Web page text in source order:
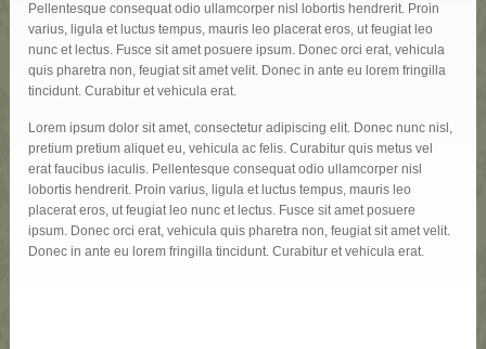
Pellentesque consequat odio ullamcorper nisl lobortis hendrerit. Proin
varius, ligula et luctus tempus, mauris leo placerat eros, ut feugiat leo
nunc et lectus. Fusce sit amet posuere ipsum. Donec orci erat, vehicula
quis pharetra non, feugiat sit amet velit. Donec in ante eu lorem fringilla
tincidunt. Curabitur et vehicula erat.
Lorem ipsum dolor sit amet, consectetur adipiscing elit. Donec nunc nisl,
pretium pretium aliquet eu, vehicula ac felis. Curabitur quis metus vel
erat faucibus iaculis. Pellentesque consequat odio ullamcorper nisl
lobortis hendrerit. Proin varius, ligula et luctus tempus, mauris leo
placerat eros, ut feugiat leo nunc et lectus. Fusce sit amet posuere
ipsum. Donec orci erat, vehicula quis pharetra non, feugiat sit amet velit.
Donec in ante eu lorem fringilla tincidunt. Curabitur et vehicula erat.